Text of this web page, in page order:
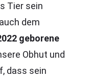
Tier sein
dem
geborene
Obhut und
dass sein